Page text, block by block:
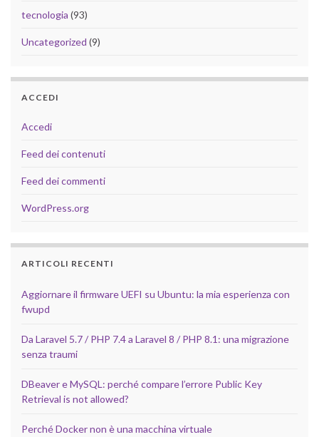
tecnologia (93)
Uncategorized (9)
ACCEDI
Accedi
Feed dei contenuti
Feed dei commenti
WordPress.org
ARTICOLI RECENTI
Aggiornare il firmware UEFI su Ubuntu: la mia esperienza con
fwupd
Da Laravel 5.7 / PHP 7.4 a Laravel 8 / PHP 8.1: una migrazione
senza traumi
DBeaver e MySQL: perché compare l’errore Public Key
Retrieval is not allowed?
Perché Docker non è una macchina virtuale